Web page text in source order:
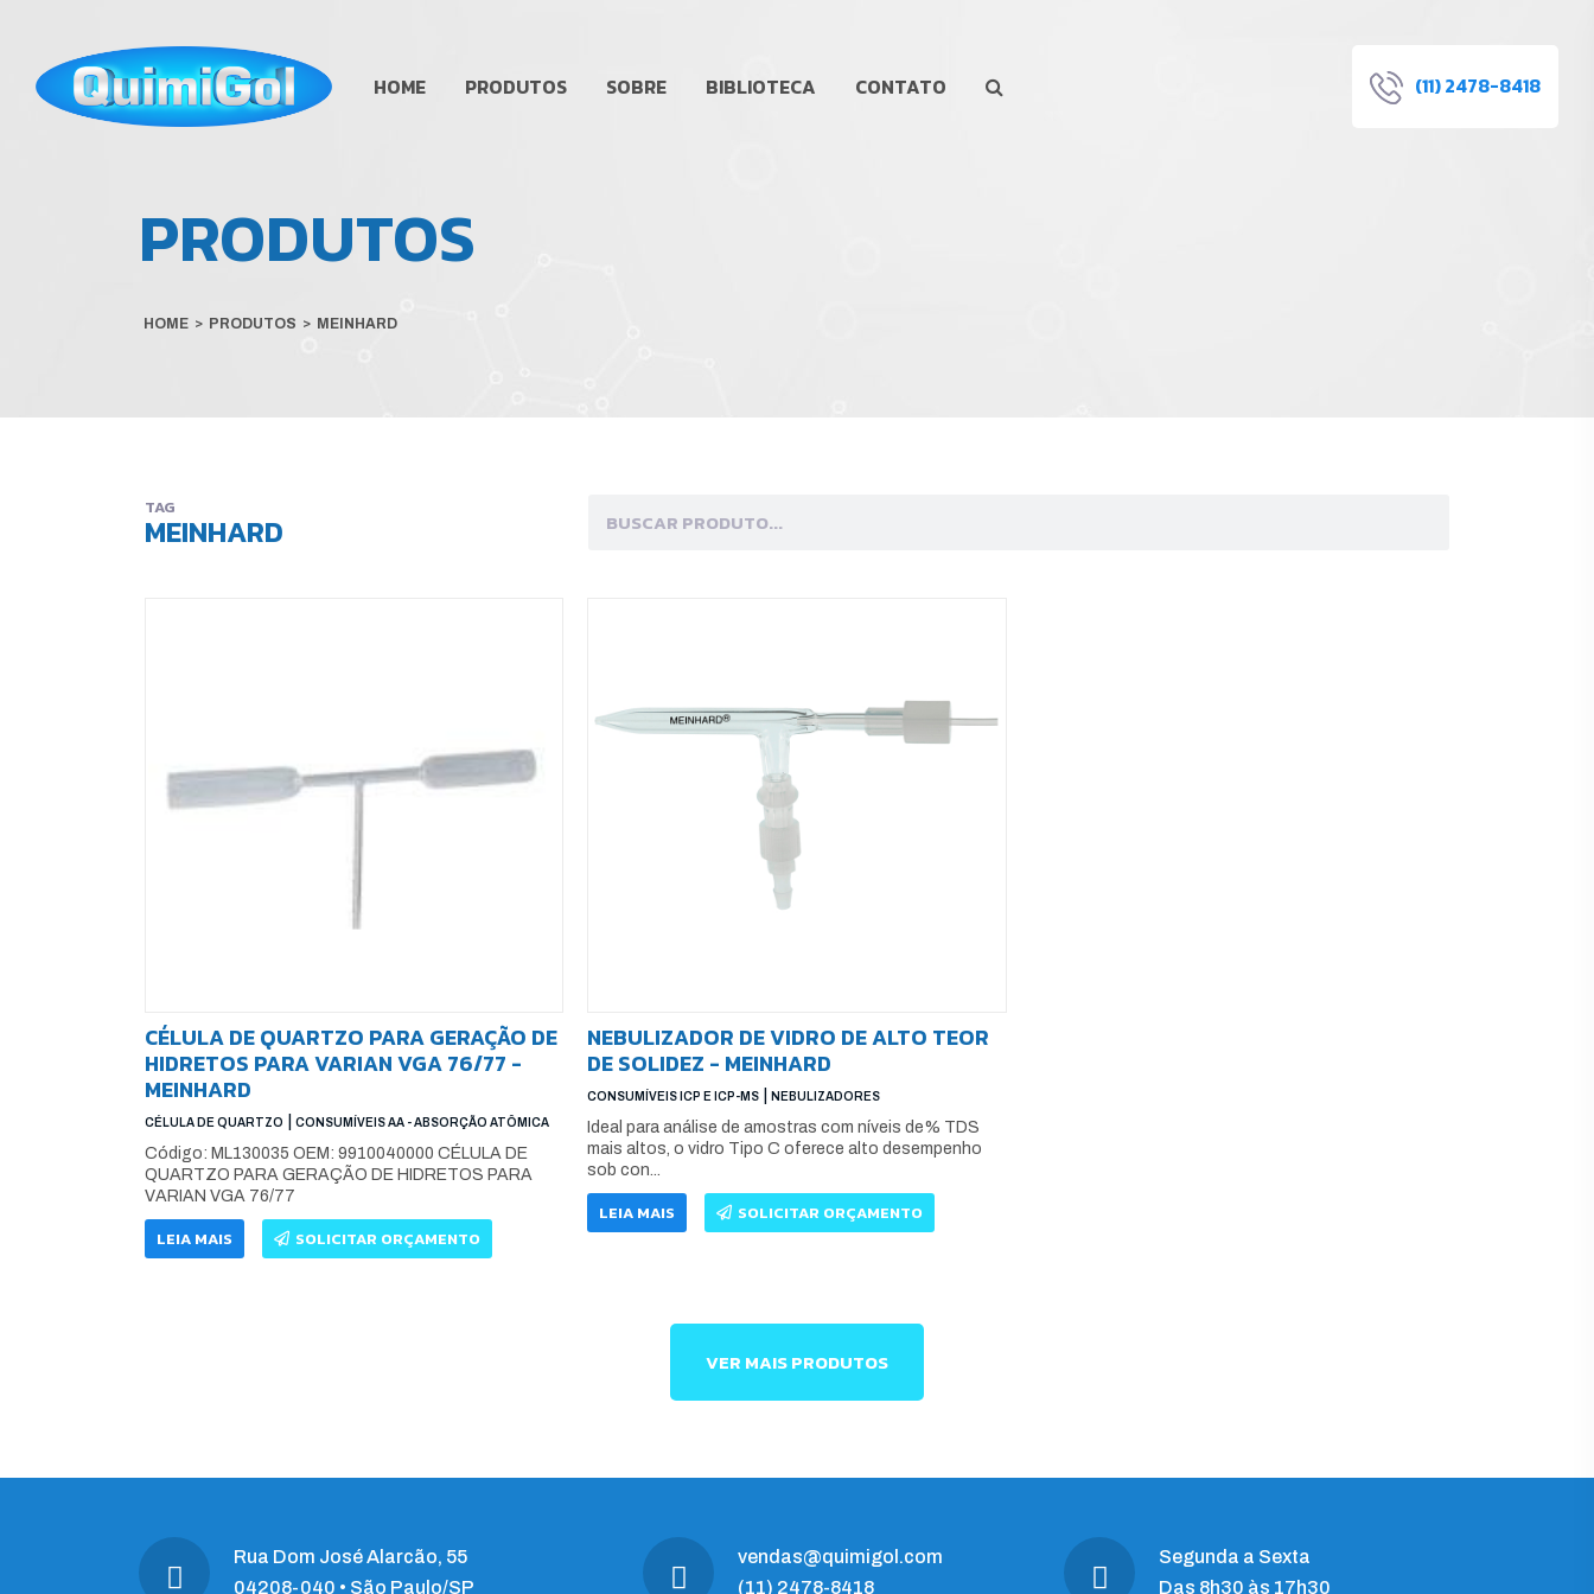
HOME PRODUTOS SOBRE BIBLIOTECA CONTATO (11) 2478-8418
PRODUTOS
HOME > PRODUTOS > MEINHARD
TAG
MEINHARD
CÉLULA DE QUARTZO PARA GERAÇÃO DE
HIDRETOS PARA VARIAN VGA 76/77 -
MEINHARD
CÉLULA DE QUARTZO CONSUMÍVEIS AA - ABSORÇÃO ATÔMICA
Código: ML130035 OEM: 9910040000 CÉLULA DE
QUARTZO PARA GERAÇÃO DE HIDRETOS PARA
VARIAN VGA 76/77
LEIA MAIS SOLICITAR ORÇAMENTO
NEBULIZADOR DE VIDRO DE ALTO TEOR
DE SOLIDEZ - MEINHARD
CONSUMÍVEIS ICP E ICP-MS NEBULIZADORES
Ideal para análise de amostras com níveis de% TDS
mais altos, o vidro Tipo C oferece alto desempenho
sob con...
LEIA MAIS SOLICITAR ORÇAMENTO
VER MAIS PRODUTOS
Rua Dom José Alarcão, 55
04208-040 • São Paulo/SP
vendas@quimigol.com
(11) 2478-8418
Segunda a Sexta
Das 8h30 às 17h30